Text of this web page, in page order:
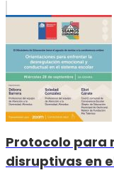
Protocolo para
disruptivas en